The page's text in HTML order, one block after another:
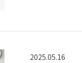
2025.05.16